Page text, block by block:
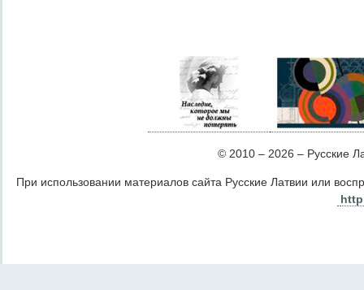
© 2010 – 2026 – Русские
При использовании материалов сайта Русские Латвии или